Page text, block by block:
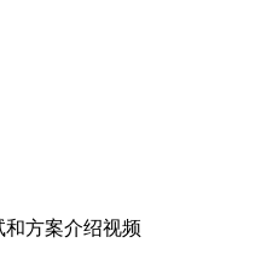
方案介绍视频